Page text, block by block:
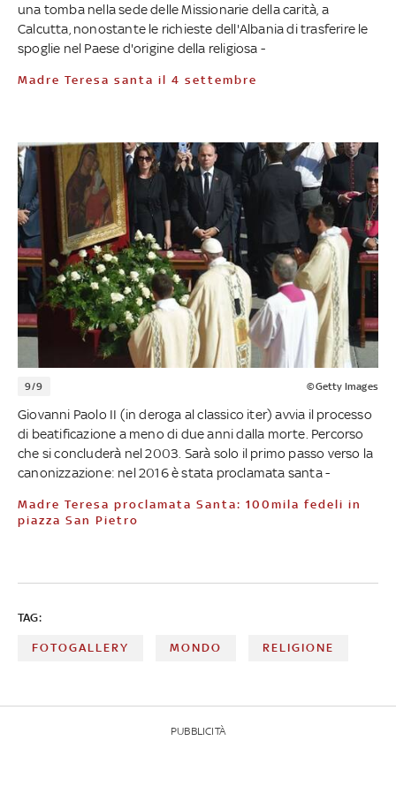
una tomba nella sede delle Missionarie della carità, a
Calcutta, nonostante le richieste dell'Albania di trasferire le
spoglie nel Paese d'origine della religiosa -
Madre Teresa santa il 4 settembre
9/9 ©Getty Images
Giovanni Paolo II (in deroga al classico iter) avvia il processo
di beatificazione a meno di due anni dalla morte. Percorso
che si concluderà nel 2003. Sarà solo il primo passo verso la
canonizzazione: nel 2016 è stata proclamata santa -
Madre Teresa proclamata Santa: 100mila fedeli in
piazza San Pietro
TAG:
FOTOGALLERY MONDO RELIGIONE
PUBBLICITÀ